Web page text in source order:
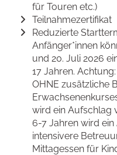
für Touren etc.)
Teilnahmezertifikat
Reduzierte
Anfänger*innen
und 20. Juli 2026
17 Jahren.
OHNE zusätzliche
wird ein Aufschlag
6-7 Jahren wird
intensivere
Mittagessen für